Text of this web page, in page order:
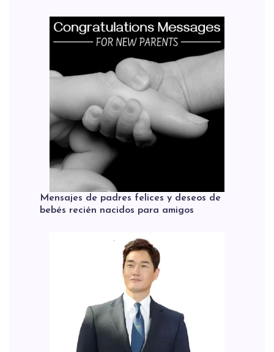
Mensajes de padres felices y deseos de
bebés recién nacidos para amigos